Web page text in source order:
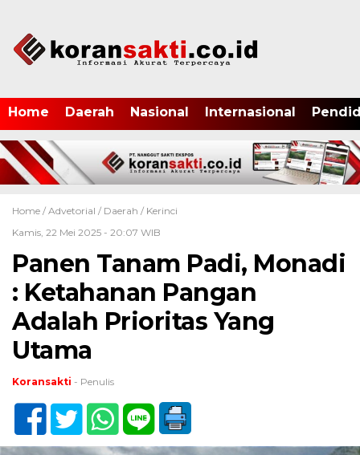
Home Daerah Nasional Internasional
Home / Advetorial / Daerah / Kerinci
Kamis, 22 Mei 2025 - 20:07 WIB
Panen Tanam Padi, Monadi
: Ketahanan Pangan
Adalah Prioritas Yang
Utama
Koransakti - Penulis